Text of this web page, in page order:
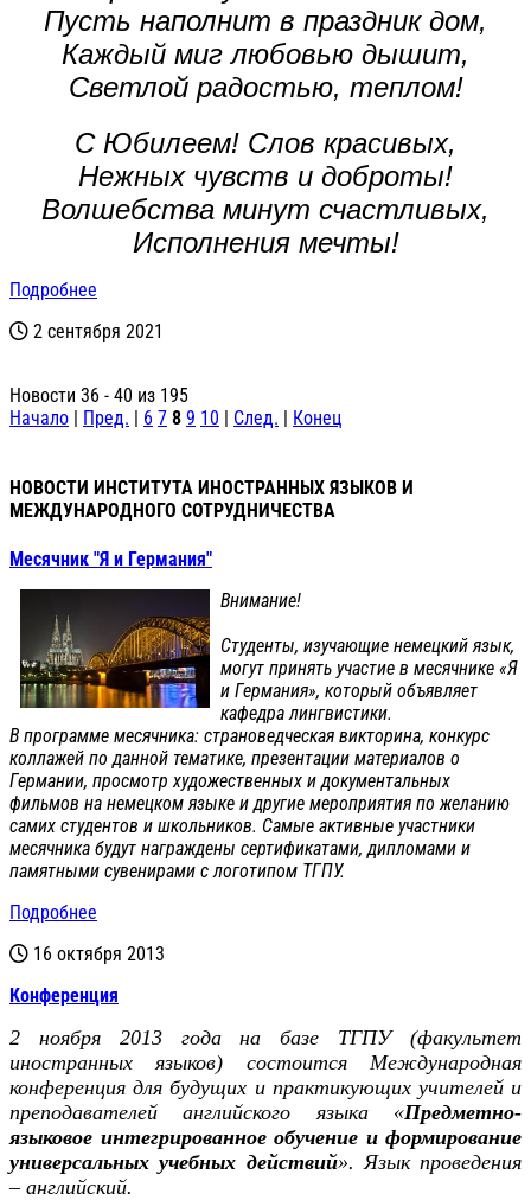
Пусть наполнит в праздник дом,
Каждый миг любовью дышит,
Светлой радостью, теплом!
С Юбилеем! Слов красивых,
Нежных чувств и доброты!
Волшебства минут счастливых,
Исполнения мечты!
Подробнее
2 сентября 2021
Новости 36 - 40 из 195
Начало | Пред. | 6 7 8 9 10 | След. | Конец
НОВОСТИ ИНСТИТУТА ИНОСТРАННЫХ ЯЗЫКОВ И
МЕЖДУНАРОДНОГО СОТРУДНИЧЕСТВА
Месячник "Я и Германия"
Внимание!
Студенты, изучающие немецкий язык,
могут принять участие в месячнике «Я
и Германия», который объявляет
кафедра лингвистики.
В программе месячника: страноведческая викторина, конкурс
коллажей по данной тематике, презентации материалов о
Германии, просмотр художественных и документальных
фильмов на немецком языке и другие мероприятия по желанию
самих студентов и школьников. Самые активные участники
месячника будут награждены сертификатами, дипломами и
памятными сувенирами с логотипом ТГПУ.
Подробнее
16 октября 2013
Конференция
2 ноября 2013 года на базе ТГПУ (факультет
иностранных языков) состоится Международная
конференция для будущих и практикующих учителей и
преподавателей английского языка «Предметно-
языковое интегрированное обучение и формирование
универсальных учебных действий». Язык проведения
– английский.